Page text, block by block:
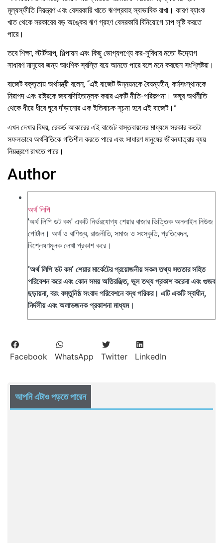
মূল্যস্ফীতি নিয়ন্ত্রণ এবং বেসরকারি খাতে ঋণপ্রবাহ স্বাভাবিক রাখা। কারণ ব্যাংক
খাত থেকে সরকারের বড় অঙ্কের ঋণ গ্রহণ বেসরকারি বিনিয়োগে চাপ সৃষ্টি করতে
পারে।
তবে শিক্ষা, স্টার্টআপ, শিল্পায়ন এবং কিছু ভোগ্যপণ্যে কর-সুবিধার মতো উদ্যোগ
সাধারণ মানুষের জন্য আংশিক স্বস্তি বয়ে আনতে পারে বলে মনে করছেন সংশ্লিষ্টরা।
বাজেট বক্তৃতায় অর্থমন্ত্রী বলেন, “এই বাজেট উন্নয়নকে বৈষম্যহীন, কর্মসংস্থানকে
নিরাপদ এবং রাষ্ট্রকে জবাবদিহিতামূলক করার একটি নীতি-পরিকল্পনা। ভঙ্গুর অর্থনীতি
থেকে ধীরে ধীরে ঘুরে দাঁড়ানোর এক ইতিবাচক সূচনা হবে এই বাজেট।”
এখন দেখার বিষয়, রেকর্ড আকারের এই বাজেট বাস্তবায়নের মাধ্যমে সরকার কতটা
সফলভাবে অর্থনীতিকে গতিশীল করতে পারে এবং সাধারণ মানুষের জীবনযাত্রার ব্যয়
নিয়ন্ত্রণে রাখতে পারে।
Author
অর্থ লিপি
'অর্থ লিপি ডট কম' একটি নির্ভরযোগ্য শেয়ার বাজার ভিত্তিক অনলাইন নিউজ
পোর্টাল। অর্থ ও বাণিজ্য, রাজনীতি, সমাজ ও সংস্কৃতি, প্রতিবেদন,
বিশ্লেষণমূলক লেখা প্রকাশ করে।
'অর্থ লিপি ডট কম' শেয়ার মার্কেটের প্রয়োজনীয় সকল তথ্য সততার সহিত
পরিবেশন করে এবং কোন সময় অতিরঞ্জিত, ভুল তথ্য প্রকাশ করেনা এবং গুজব
ছড়ায়না, বরং বস্তুনিষ্ঠ সংবাদ পরিবেশনে বদ্ধ পরিকর। এটি একটি স্বাধীন,
নির্দলীয় এবং অলাভজনক প্রকাশনা মাধ্যম।
Facebook WhatsApp Twitter LinkedIn
আপনি এটাও পড়তে পারেন